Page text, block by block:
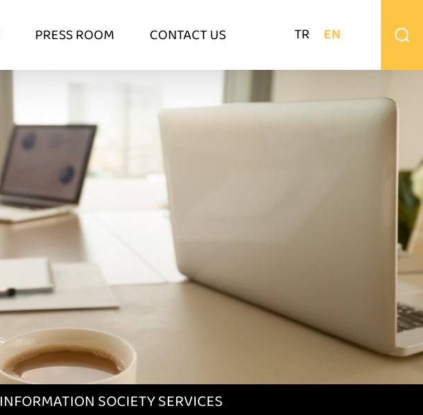
PRESS ROOM CONTACT US TR EN
INFORMATION SOCIETY SERVICES